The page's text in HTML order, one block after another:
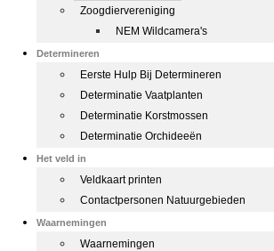
Zoogdiervereniging
NEM Wildcamera's
Determineren
Eerste Hulp Bij Determineren
Determinatie Vaatplanten
Determinatie Korstmossen
Determinatie Orchideeën
Het veld in
Veldkaart printen
Contactpersonen Natuurgebieden
Waarnemingen
Waarnemingen